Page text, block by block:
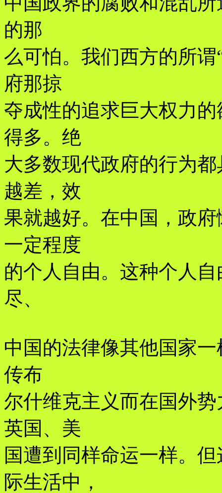
的那
么可怕。我们西方的所
府那掠
夺成性的追求巨大权力
得多。绝
大多数现代政府的行为
越差，效
果就越好。在中国，政
一定程度
的个人自由。这种个人
尽、
中国的法律像其他国家
传布
尔什维克主义而在国外
英国、美
国遭到同样命运一样。
际生活中，